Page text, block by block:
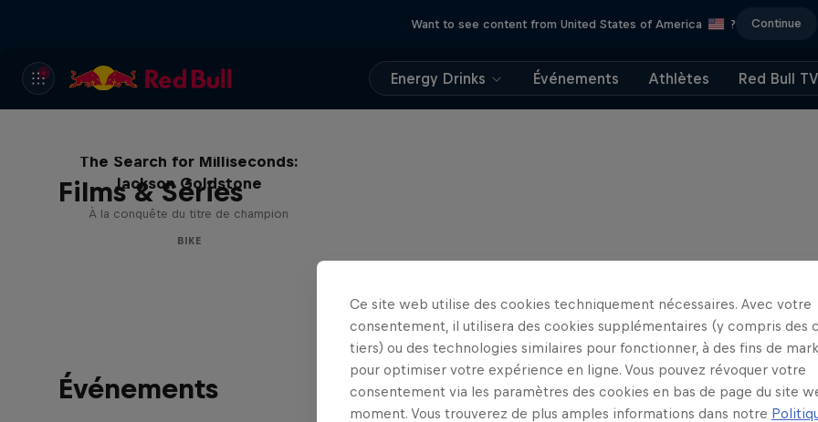
Want to see content from United States of America ? Continue
Energy Drinks Événements Athlètes Red Bull TV
Films & Séries
The Search for Milliseconds:
Jackson Goldstone
À la conquête du titre de champion
BIKE
Événements
Ce site web utilise des cookies techniquement nécessaires. Avec votre
consentement, il utilisera des cookies supplémentaires (y compris des
tiers) ou des technologies similaires pour fonctionner, à des fins de
pour optimiser votre expérience en ligne. Vous pouvez révoquer votre
consentement via les paramètres des cookies en bas de page du site
moment. Vous trouverez de plus amples informations dans notre